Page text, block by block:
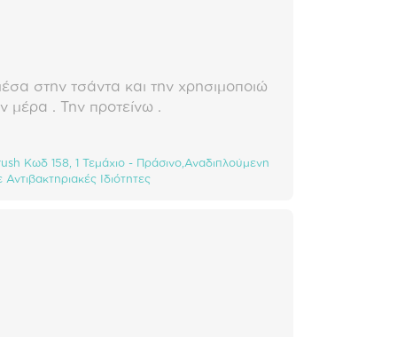
στην τσάντα και την χρησιμοποιώ
μέρα . Την προτείνω .
Κωδ 158, 1 Τεμάχιο - Πράσινο,Αναδιπλούμενη
Ιδιότητες